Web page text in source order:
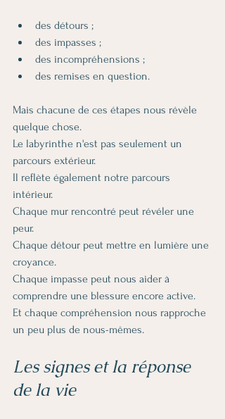
des détours ;
des impasses ;
des incompréhensions ;
des remises en question.
Mais chacune de ces étapes nous révèle
quelque chose.
Le labyrinthe n'est pas seulement un
parcours extérieur.
Il reflète également notre parcours
intérieur.
Chaque mur rencontré peut révéler une
peur.
Chaque détour peut mettre en lumière une
croyance.
Chaque impasse peut nous aider à
comprendre une blessure encore active.
Et chaque compréhension nous rapproche
un peu plus de nous-mêmes.
Les signes et la réponse
de la vie